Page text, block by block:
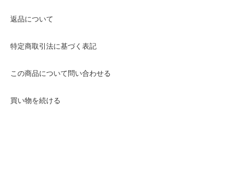
返品について
特定商取引法に基づく表記
この商品について問い合わせる
買い物を続ける